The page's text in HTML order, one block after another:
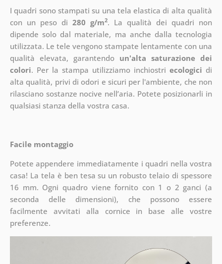
I quadri sono stampati su una tela elastica di alta qualità
con un peso di 280 g/m2. La qualità dei quadri non
dipende solo dal materiale, ma anche dalla tecnologia
utilizzata. Le tele vengono stampate lentamente con una
qualità elevata, garantendo un'alta saturazione dei
colori. Per la stampa utilizziamo inchiostriecologici di
alta qualità, privi di odori e sicuri per l'ambiente, che non
rilasciano sostanze nocive nell’aria. Potete posizionarli in
qualsiasi stanza della vostra casa.
Facile montaggio
Potete appendere immediatamente i quadri nella vostra
casa! La tela è ben tesa su un robusto telaio di spessore
16 mm. Ogni quadro viene fornito con 1 o 2 ganci (a
seconda delle dimensioni), che possono essere
facilmente avvitati alla cornice in base alle vostre
preferenze.